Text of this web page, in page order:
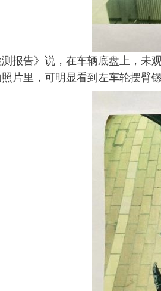
测报告》说，在车辆底盘上，
片里，可明显看到左车轮摆臂